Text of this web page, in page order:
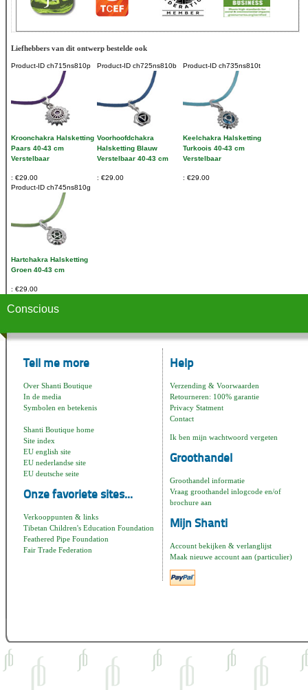
Liefhebbers van dit ontwerp bestelde ook
Product-ID ch715ns810p
Kroonchakra Halsketting
Paars 40-43 cm
Verstelbaar
€29.00
Product-ID ch725ns810b
Voorhoofdchakra
Halsketting Blauw
Verstelbaar 40-43 cm
€29.00
Product-ID ch735ns810t
Keelchakra Halsketting
Turkoois 40-43 cm
Verstelbaar
€29.00
Product-ID ch745ns810g
Hartchakra Halsketting
Groen 40-43 cm
€29.00
Conscious
Tell me more
Over Shanti Boutique
In de media
Symbolen en betekenis
Shanti Boutique home
Site index
EU english site
EU nederlandse site
EU deutsche seite
Onze favoriete sites...
Verkooppunten & links
Tibetan Children's Education Foundation
Feathered Pipe Foundation
Fair Trade Federation
Help
Verzending & Voorwaarden
Retourneren: 100% garantie
Privacy Statment
Contact
Ik ben mijn wachtwoord vergeten
Groothandel
Groothandel informatie
Vraag groothandel inlogcode en/of
brochure aan
Mijn Shanti
Account bekijken & verlanglijst
Maak nieuwe account aan (particulier)